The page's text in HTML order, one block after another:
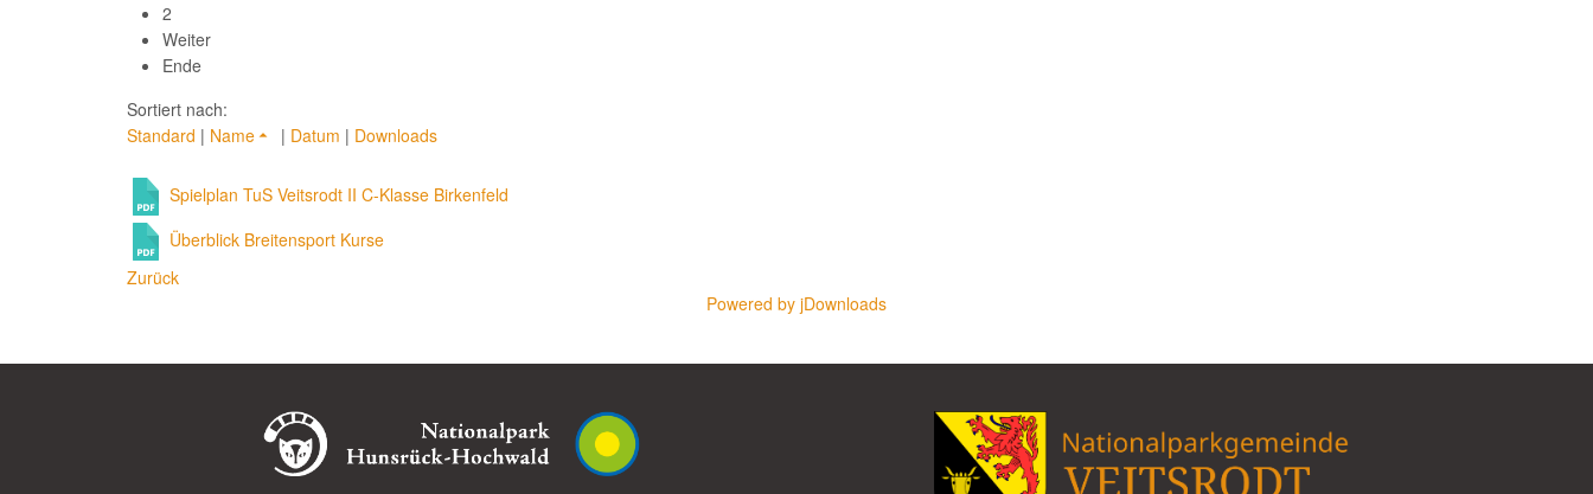
2
Weiter
Ende
Sortiert nach:
Standard | Name | Datum | Downloads
Spielplan TuS Veitsrodt II C-Klasse Birkenfeld
Überblick Breitensport Kurse
Zurück
Powered by jDownloads